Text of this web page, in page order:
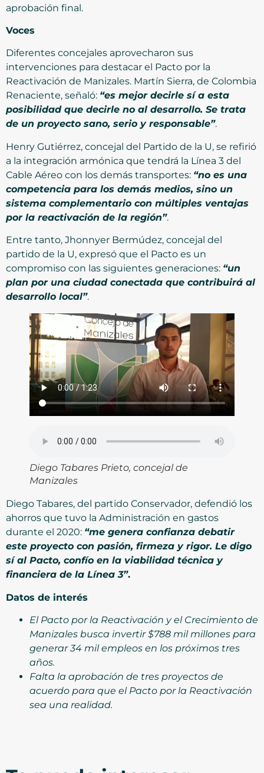
aprobación final.
Voces
Diferentes concejales aprovecharon sus
intervenciones para destacar el Pacto por la
Reactivación de Manizales. Martín Sierra, de Colombia
Renaciente, señaló: “es mejor decirle sí a esta
posibilidad que decirle no al desarrollo. Se trata
de un proyecto sano, serio y responsable”.
Henry Gutiérrez, concejal del Partido de la U, se refirió
a la integración armónica que tendrá la Línea 3 del
Cable Aéreo con los demás transportes: “no es una
competencia para los demás medios, sino un
sistema complementario con múltiples ventajas
por la reactivación de la región”.
Entre tanto, Jhonnyer Bermúdez, concejal del
partido de la U, expresó que el Pacto es un
compromiso con las siguientes generaciones: “un
plan por una ciudad conectada que contribuirá al
desarrollo local”.
Diego Tabares Prieto, concejal de
Manizales
Diego Tabares, del partido Conservador, defendió los
ahorros que tuvo la Administración en gastos
durante el 2020: “me genera confianza debatir
este proyecto con pasión, firmeza y rigor. Le digo
sí al Pacto, confío en la viabilidad técnica y
financiera de la Línea 3”.
Datos de interés
El Pacto por la Reactivación y el Crecimiento de
Manizales busca invertir $788 mil millones para
generar 34 mil empleos en los próximos tres
años.
Falta la aprobación de tres proyectos de
acuerdo para que el Pacto por la Reactivación
sea una realidad.